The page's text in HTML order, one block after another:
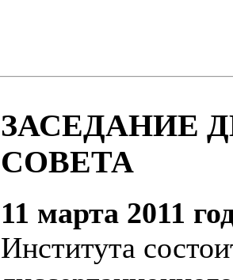
ЗАСЕДАНИЕ
СОВЕТА
11 марта 2011
Института